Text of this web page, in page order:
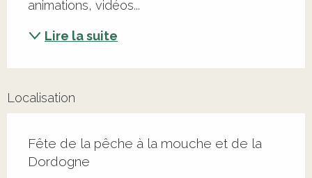
animations, vidéos...
Lire la suite
Localisation
Fête de la pêche à la mouche et de la
Dordogne